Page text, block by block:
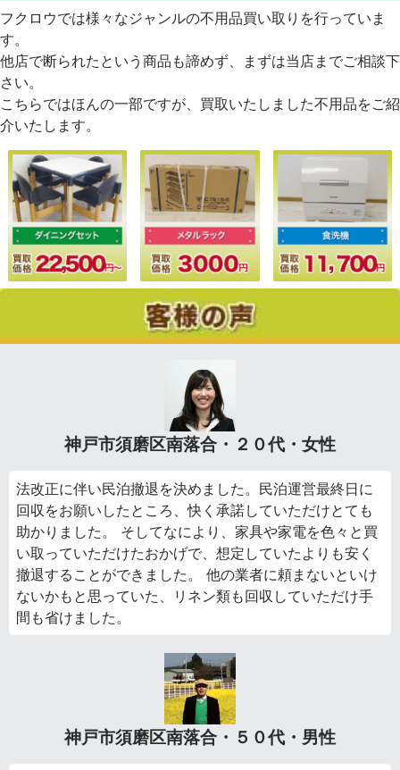
フクロウでは様々なジャンルの不用品買い取りを行っていま
す。
他店で断られたという商品も諦めず、まずは当店までご相談下
さい。
こちらではほんの一部ですが、買取いたしました不用品をご紹
介いたします。
神戸市須磨区南落合・２０代・女性
法改正に伴い民泊撤退を決めました。民泊運営最終日に
回収をお願いしたところ、快く承諾していただけとても
助かりました。 そしてなにより、家具や家電を色々と買
い取っていただけたおかげで、想定していたよりも安く
撤退することができました。 他の業者に頼まないといけ
ないかもと思っていた、リネン類も回収していただけ手
間も省けました。
神戸市須磨区南落合・５０代・男性